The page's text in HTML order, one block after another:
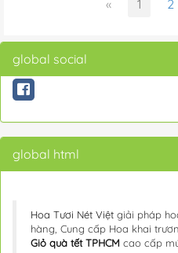
« 1 2
global social
global html
Hoa Tươi Nét Việt giải pháp
hàng, Cung cấp Hoa khai
Giỏ quà tết TPHCM cao cấp